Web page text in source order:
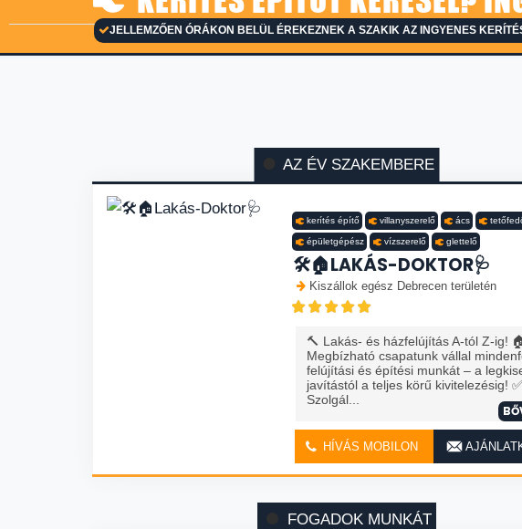
JELLEMZŐEN ÓRÁKON BELÜL ÉREKEZNEK A SZAKIK AZ INGYENES
AZ ÉV SZAKEMBERE
kerítés építő villanyszerelő ács
épületgépész vízszerelő glettelő
🛠️🏠LAKÁS-DOKTOR🩺
Kiszállok egész Debrecen területén
🔨 Lakás- és házfelújítás A-tól Z-ig!
Megbízható csapatunk vállal
felújítási és építési munkát – a
javítástól a teljes körű kivitelezésig! ✅
Szolgál...
HÍVÁS MOBILON
FOGADOK MUNKÁT